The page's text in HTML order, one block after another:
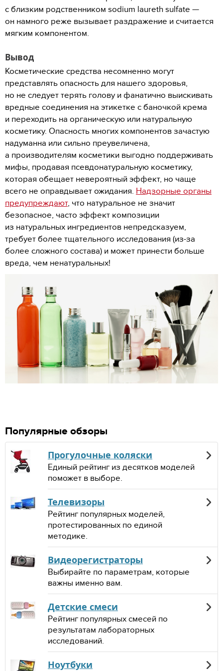
с близким родственником sodium laureth sulfate —
он намного реже вызывает раздражение и считается
мягким компонентом.
Вывод
Косметические средства несомненно могут
представлять опасность для нашего здоровья,
но не следует терять голову и фанатично выискивать
вредные соединения на этикетке с баночкой крема
и переходить на органическую или натуральную
косметику. Опасность многих компонентов зачастую
надуманна или сильно преувеличена,
а производителям косметики выгодно поддерживать
мифы, продавая псевдонатуральную косметику,
которая обещает невероятный эффект, но чаще
всего не оправдывает ожидания. Надзорные органы
предупреждают, что натуральное не значит
безопасное, часто эффект композиции
из натуральных ингредиентов непредсказуем,
требует более тщательного исследования (из-за
более сложного состава) и может принести больше
вреда, чем ненатуральных!
Популярные обзоры
Прогулочные коляски
Единый рейтинг из десятков моделей
поможет в выборе.
Телевизоры
Рейтинг популярных моделей,
протестированных по единой
методике.
Видеорегистраторы
Выбирайте по параметрам, которые
важны именно вам.
Детские смеси
Рейтинг популярных смесей по
результатам лабораторных
исследований.
Ноутбуки